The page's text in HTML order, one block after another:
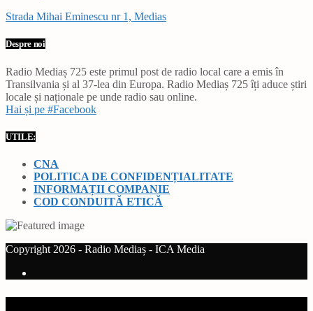
Strada Mihai Eminescu nr 1, Medias
Despre noi
Radio Mediaș 725 este primul post de radio local care a emis în
Transilvania și al 37-lea din Europa. Radio Mediaș 725 îți aduce știri
locale și naționale pe unde radio sau online.
Hai și pe #Facebook
UTILE:
CNA
POLITICA DE CONFIDENȚIALITATE
INFORMAȚII COMPANIE
COD CONDUITĂ ETICĂ
Copyright 2026 - Radio Mediaș - ICA Media